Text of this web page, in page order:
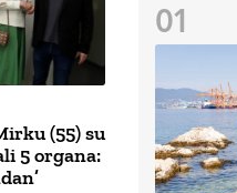
(55) su
5 organa: